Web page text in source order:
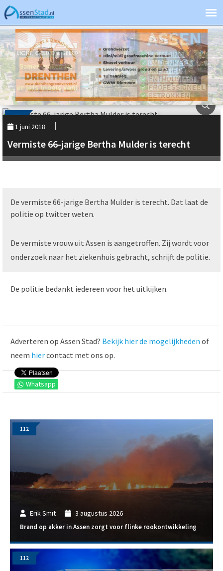
112
1 juni 2018
Vermiste 66-jarige Bertha Mulder is terecht
De vermiste 66-jarige Bertha Mulder is terecht. Dat laat de
politie op twitter weten.
De vermiste vrouw uit Assen is aangetroffen. Zij wordt voor
onderzoek naar het ziekenhuis gebracht, schrijft de politie.
De politie bedankt iedereen voor het uitkijken.
Whatsapp
Adverteren op Assen Stad? Bekijk hier de mogelijkheden of
neem hiercontact met ons op.
Erik Smit 3 augustus 2026
Brand op akker in Assen zorgt voor flinke rookontwikkeling
112
112